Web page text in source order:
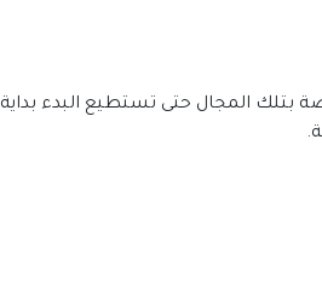
بتلك المجال حتى تستطيع البدء بداية